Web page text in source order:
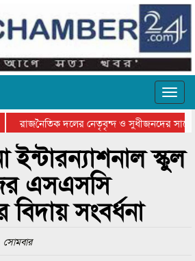
রাজনৈতিক দলের নেতৃবৃন্দ ও সুধীজনদের সাথে
সিলেটে বাংলাদেশ গ্রুপ থিয়েটার স্কুল
এসএসসি
বিদায় সংবর্ধনা
সোমবার